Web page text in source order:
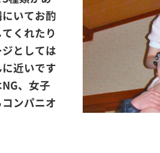
いてお酌
くれたり
としては
近いです
、女子
ンパニオ